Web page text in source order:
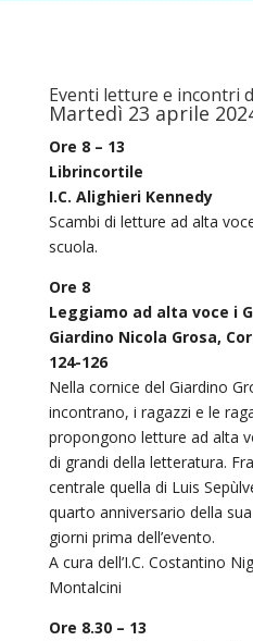
Eventi letture e incontri
Martedì 23 aprile
Ore 8 – 13
Librincortile
I.C. Alighieri Kennedy
Scambi di letture ad alta
scuola.
Ore 8
Leggiamo ad alta voce i
Giardino Nicola Grosa,
124-126
Nella cornice del Giardino
incontrano, i ragazzi e le
propongono letture ad alta
di grandi della letteratura.
centrale quella di Luis
quarto anniversario della
giorni prima dell’evento.
A cura dell’I.C. Costantino
Montalcini
Ore 8.30 – 13